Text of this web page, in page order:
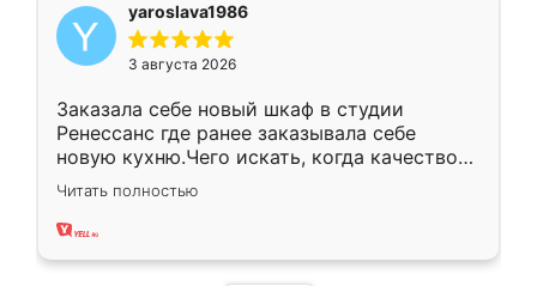
yaroslava1986
3 августа 2026
Заказала себе новый шкаф в студии
Ренессанс где ранее заказывала себе
новую кухню.Чего искать, когда качеством
вполне довольна. Служит кухня уже почти
два года, нареканий нет.
Читать полностью